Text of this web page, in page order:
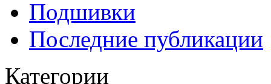
Подшивки
Последние публикации
Категории